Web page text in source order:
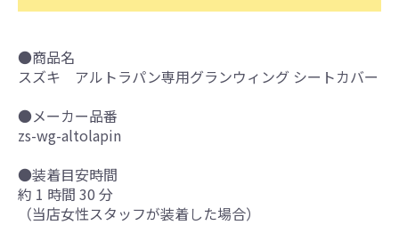
●商品名
スズキ アルトラパン専用グランウィング シートカバー
●メーカー品番
zs-wg-altolapin
●装着目安時間
約 1 時間 30 分
（当店女性スタッフが装着した場合）